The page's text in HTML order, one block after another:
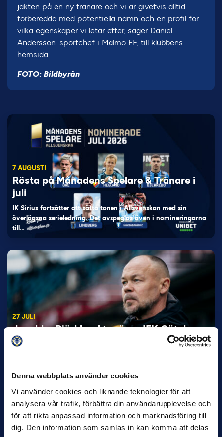
Denna webbplats använder cookies
Vi använder cookies och liknande teknologier för att
analysera vår trafik, förbättra din användarupplevelse och
för att rikta anpassad information och marknadsföring till
dig. Den information som samlas in kan komma att delas
jakten på en ny tränare och vi är givetvis alltid
förberedda med potentiella namn och en profil för
vilka egenskaper vi letar efter, säger Daniel
Andersson, sportchef i Malmö FF, till klubbens
hemsida.
FOTO: Bildbyrån
7 AUGUSTI
Rösta på Månadens Spelare & Tränare i
juli
IK Sirius fortsätter att sätta tonen i Allsvenskan med sin
överlägsna serieledning. Det avspeglas även i nomineringarna
till…
27 JULI
Joachim Björklund tar över IFK Göteborg
Under måndagseftermiddagen meddelade IFK Göteborg att
Stefan Billborns uppdrag som huvudtränare i herrlaget har